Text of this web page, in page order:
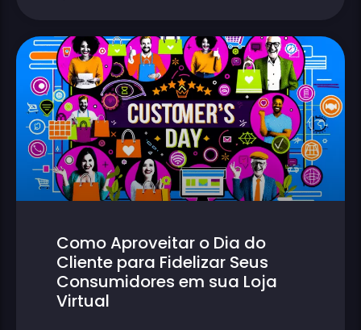
Como Aproveitar o Dia do
Cliente para Fidelizar Seus
Consumidores em sua Loja
Virtual